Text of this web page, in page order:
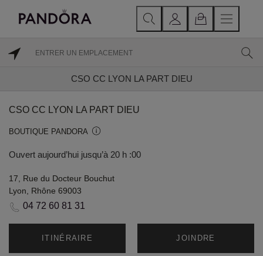
CSO CC LYON LA PART DIEU
CSO CC LYON LA PART DIEU
BOUTIQUE PANDORA
Ouvert aujourd’hui jusqu’à 20 h :00
17, Rue du Docteur Bouchut
Lyon, Rhône 69003
04 72 60 81 31
ITINÉRAIRE JOINDRE